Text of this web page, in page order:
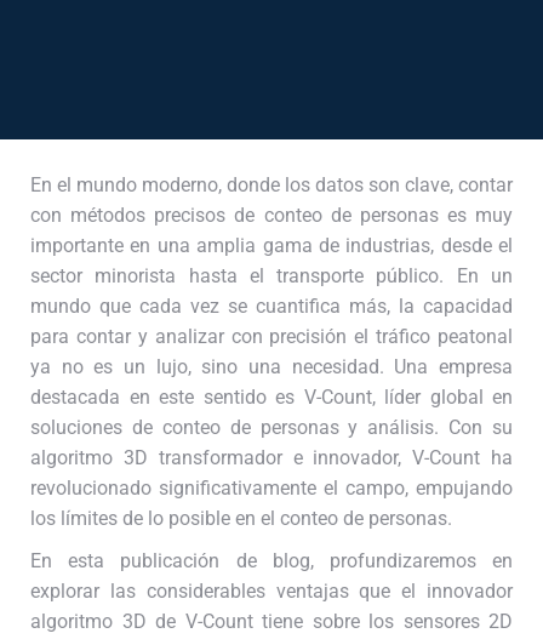
En el mundo moderno, donde los datos son clave, contar
con métodos precisos de conteo de personas es muy
importante en una amplia gama de industrias, desde el
sector minorista hasta el transporte público. En un
mundo que cada vez se cuantifica más, la capacidad
para contar y analizar con precisión el tráfico peatonal
ya no es un lujo, sino una necesidad. Una empresa
destacada en este sentido es V-Count, líder global en
soluciones de conteo de personas y análisis. Con su
algoritmo 3D transformador e innovador, V-Count ha
revolucionado significativamente el campo, empujando
los límites de lo posible en el conteo de personas.
En esta publicación de blog, profundizaremos en
explorar las considerables ventajas que el innovador
algoritmo 3D de V-Count tiene sobre los sensores 2D